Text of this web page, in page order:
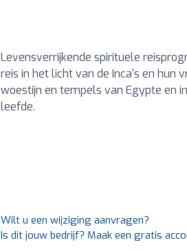
Levensverrijkende spirituele
reis in het licht van de Inca's en hun
woestijn en tempels van Egypte en
leefde.
Wilt u een wijziging aanvragen?
Is dit jouw bedrijf? Maak een gratis